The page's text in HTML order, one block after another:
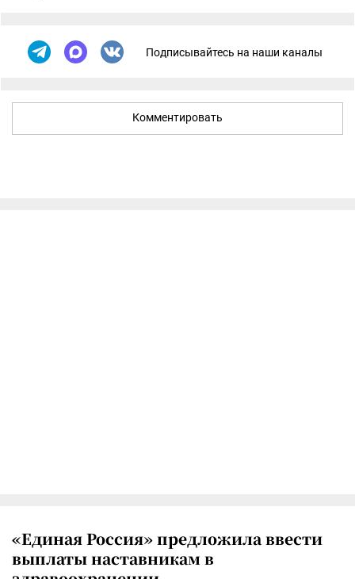
Подписывайтесь на наши каналы
Комментировать
«Единая Россия» предложила ввести
выплаты наставникам в